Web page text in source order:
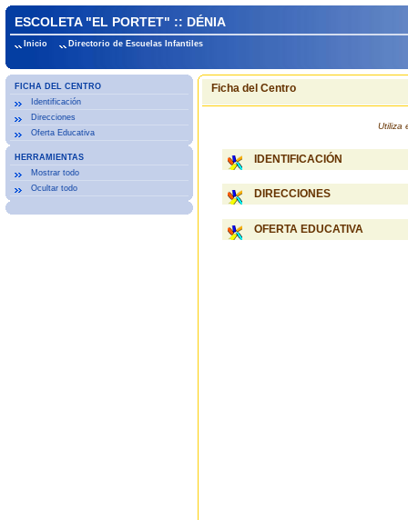
ESCOLETA "EL PORTET" :: DÉNIA
Inicio Directorio de Escuelas Infantiles
FICHA DEL CENTRO
Identificación
Direcciones
Oferta Educativa
HERRAMIENTAS
Mostrar todo
Ocultar todo
Ficha del Centro
Utiliza
IDENTIFICACIÓN
DIRECCIONES
OFERTA EDUCATIVA